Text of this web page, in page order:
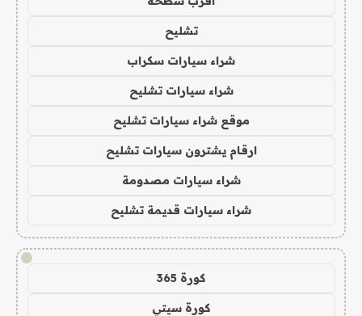
تشليح
شراء سيارات سكراب
شراء سيارات تشليح
موقع شراء سيارات تشليح
ارقام يشترون سيارات تشليح
شراء سيارات مصدومة
شراء سيارات قديمة تشليح
!
كورة 365
كورة سيتي